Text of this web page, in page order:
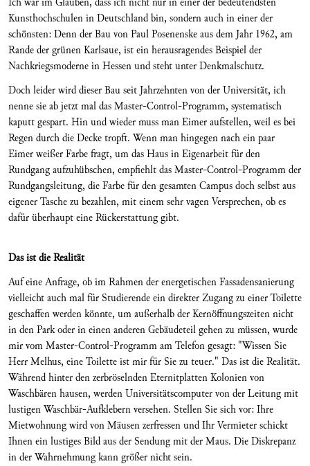
Kunsthochschulen in Deutschland bin, sondern auch in einer der
schönsten: Denn der Bau von Paul Posenenske aus dem Jahr 1962, am
Rande der grünen Karlsaue, ist ein herausragendes Beispiel der
Nachkriegsmoderne in Hessen und steht unter Denkmalschutz.
Doch leider wird dieser Bau seit Jahrzehnten von der Universität, ich
nenne sie ab jetzt mal das Master-Control-Programm, systematisch
kaputt gespart. Hin und wieder muss man Eimer aufstellen, weil es bei
Regen durch die Decke tropft. Wenn man hingegen nach ein paar
Eimer weißer Farbe fragt, um das Haus in Eigenarbeit für den
Rundgang aufzuhübschen, empfiehlt das Master-Control-Programm der
Rundgangsleitung, die Farbe für den gesamten Campus doch selbst aus
eigener Tasche zu bezahlen, mit einem sehr vagen Versprechen, ob es
dafür überhaupt eine Rückerstattung gibt.
Das ist die Realität
Auf eine Anfrage, ob im Rahmen der energetischen Fassadensanierung
vielleicht auch mal für Studierende ein direkter Zugang zu einer Toilette
geschaffen werden könnte, um außerhalb der Kernöffnungszeiten nicht
in den Park oder in einen anderen Gebäudeteil gehen zu müssen, wurde
mir vom Master-Control-Programm am Telefon gesagt: "Wissen Sie
Herr Melhus, eine Toilette ist mir für Sie zu teuer." Das ist die Realität.
Während hinter den zerbröselnden Eternitplatten Kolonien von
Waschbären hausen, werden Universitätscomputer von der Leitung mit
lustigen Waschbär-Aufklebern versehen. Stellen Sie sich vor: Ihre
Mietwohnung wird von Mäusen zerfressen und Ihr Vermieter schickt
Ihnen ein lustiges Bild aus der Sendung mit der Maus. Die Diskrepanz
in der Wahrnehmung kann größer nicht sein.